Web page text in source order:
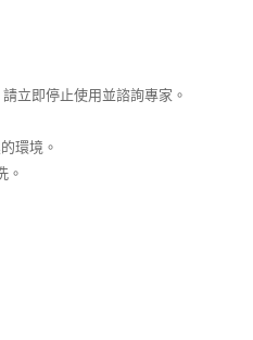
立即停止使用並諮詢專家。
環境。
。